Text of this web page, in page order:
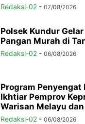
Redaksi-02 - 07/08/2026
Polsek Kundur
Pangan Murah di
Redaksi-02 - 06/08/2026
Program Penyengat
Ikhtiar Pemprov
Warisan Melayu
Redaksi-02 - 06/08/2026